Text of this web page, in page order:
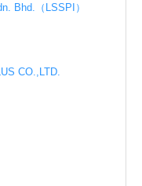
Bhd.（LSSPI）
CO.,LTD.